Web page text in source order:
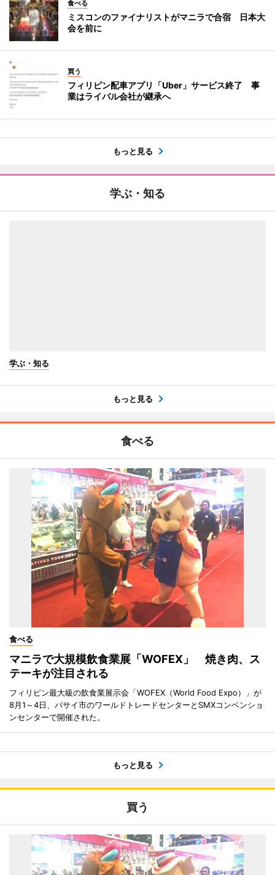
食べる
ミスコンのファイナリストがマニラで合宿 日本大
会を前に
買う
フィリピン配車アプリ「Uber」サービス終了 事
業はライバル会社が継承へ
もっと見る
学ぶ・知る
学ぶ・知る
もっと見る
食べる
食べる
マニラで大規模飲食業展「WOFEX」 焼き肉、ス
テーキが注目される
フィリピン最大級の飲食業展示会「WOFEX（World Food Expo）」が
8月1～4日、パサイ市のワールドトレードセンターとSMXコンベンショ
ンセンターで開催された。
もっと見る
買う